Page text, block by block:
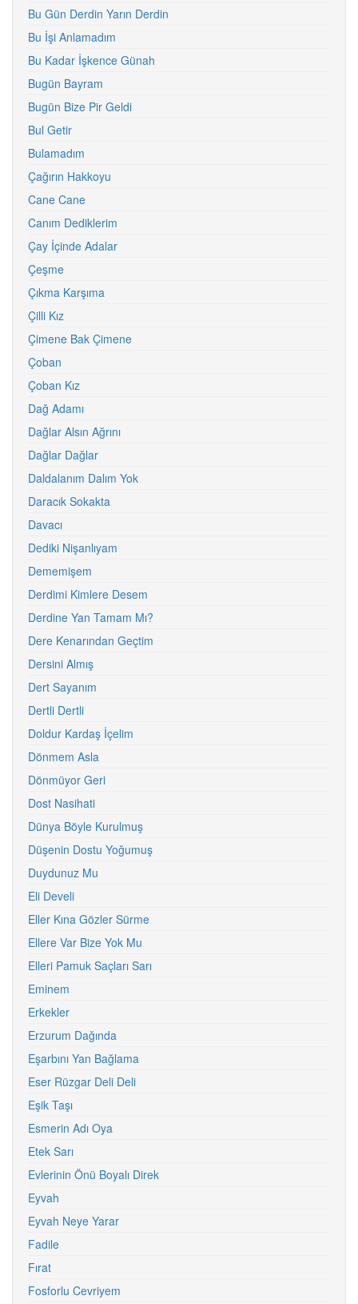
Bu Gün Derdin Yarın Derdin
Bu İşi Anlamadım
Bu Kadar İşkence Günah
Bugün Bayram
Bugün Bize Pir Geldi
Bul Getir
Bulamadım
Çağırın Hakkoyu
Cane Cane
Canım Dediklerim
Çay İçinde Adalar
Çeşme
Çıkma Karşıma
Çilli Kız
Çimene Bak Çimene
Çoban
Çoban Kız
Dağ Adamı
Dağlar Alsın Ağrını
Dağlar Dağlar
Daldalanım Dalım Yok
Daracık Sokakta
Davacı
Dediki Nişanlıyam
Dememişem
Derdimi Kimlere Desem
Derdine Yan Tamam Mı?
Dere Kenarından Geçtim
Dersini Almış
Dert Sayanım
Dertli Dertli
Doldur Kardaş İçelim
Dönmem Asla
Dönmüyor Geri
Dost Nasihati
Dünya Böyle Kurulmuş
Düşenin Dostu Yoğumuş
Duydunuz Mu
Eli Develi
Eller Kına Gözler Sürme
Ellere Var Bize Yok Mu
Elleri Pamuk Saçları Sarı
Eminem
Erkekler
Erzurum Dağında
Eşarbını Yan Bağlama
Eser Rüzgar Deli Deli
Eşik Taşı
Esmerin Adı Oya
Etek Sarı
Evlerinin Önü Boyalı Direk
Eyvah
Eyvah Neye Yarar
Fadile
Fırat
Fosforlu Cevriyem